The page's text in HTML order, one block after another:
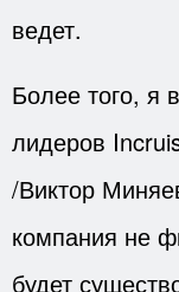
ведет.
Более того, я
лидеров
/Виктор
компания не
будет